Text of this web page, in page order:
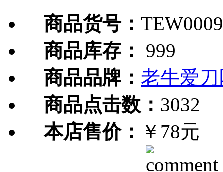
商品货号：
商品库存：
999
商品品牌： 老牛爱刀
商品点击数： 3032
本店售价： ￥78元